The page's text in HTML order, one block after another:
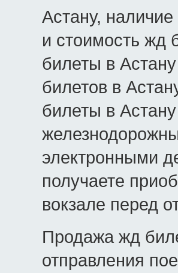
Астану,
и стоимость жд
билеты в
билетов в
билеты в Астану
электронными
получаете
вокзале перед
Продажа жд
отправления